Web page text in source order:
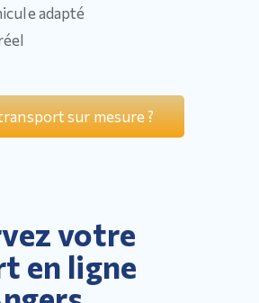
adapté
sur mesure ?
votre
en ligne